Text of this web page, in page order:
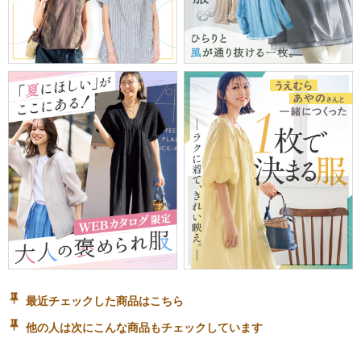
最近チェックした商品はこちら
他の人は次にこんな商品もチェックしています